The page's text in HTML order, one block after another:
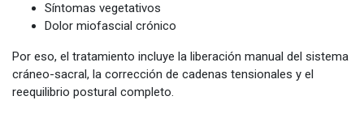
Síntomas vegetativos
Dolor miofascial crónico
Por eso, el tratamiento incluye la liberación manual del sistema
cráneo-sacral, la corrección de cadenas tensionales y el
reequilibrio postural completo.